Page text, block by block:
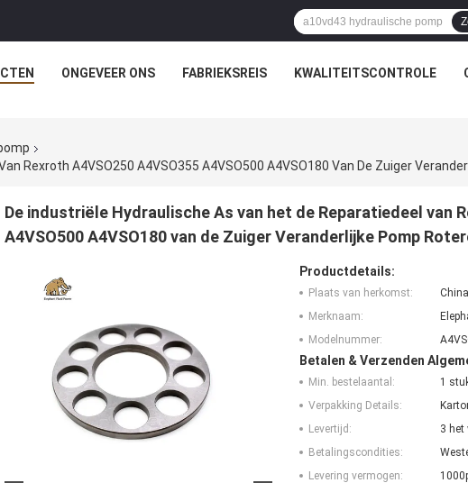
ONGEVEER ONS FABRIEKSREIS KWALITEITSCONTROLE
De industriële Hydraulische As van het de Reparatiedeel van
A4VSO500 A4VSO180 van de Zuiger Veranderlijke Pomp
Productdetails:
Plaats van herkomst:
China
Merknaam:
Modelnummer:
Betalen & Verzenden
Min. bestelaantal:
1
Verpakking Details:
Levertijd:
3 het
Betalingscondities:
Levering vermogen: